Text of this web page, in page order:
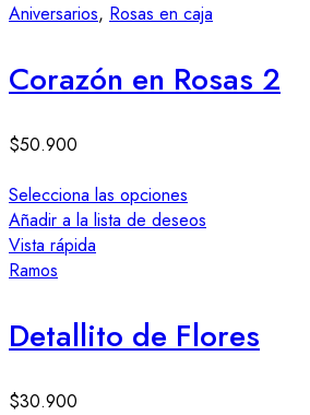
Aniversarios, Rosas en caja
Corazón en Rosas 2
$50.900
Selecciona las opciones
Añadir a la lista de deseos
Vista rápida
Ramos
Detallito de Flores
$30.900